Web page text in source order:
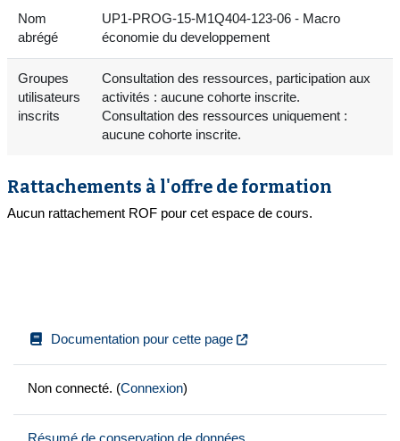
Nom
abrégé
UP1-PROG-15-M1Q404-123-06 - Macro
économie du developpement
Groupes
utilisateurs
inscrits
Consultation des ressources, participation aux
activités : aucune cohorte inscrite.
Consultation des ressources uniquement :
aucune cohorte inscrite.
Rattachements à l'offre de formation
Aucun rattachement ROF pour cet espace de cours.
Documentation pour cette page
Non connecté. (Connexion)
Résumé de conservation de données